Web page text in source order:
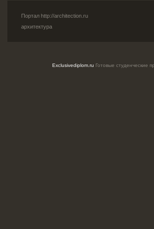
Портал http://architection.ru
архитектура
Exclusivediplom.ru Готовые студенческие